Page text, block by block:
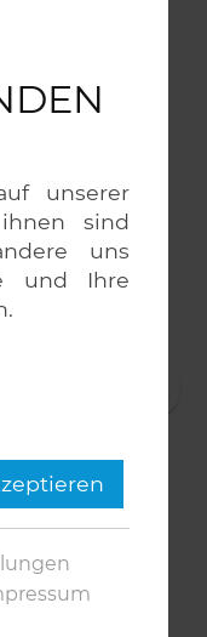
unserer
sind
uns
und Ihre